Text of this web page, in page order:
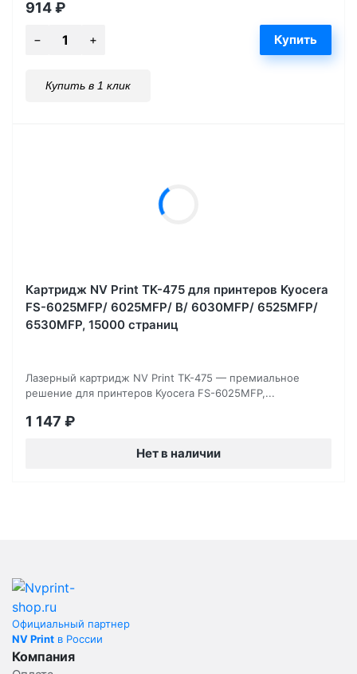
914₽
Купить в 1 клик
Картридж NV Print TK-475 для принтеров Kyocera
FS-6025MFP/ 6025MFP/ B/ 6030MFP/ 6525MFP/
6530MFP, 15000 страниц
Лазерный картридж NV Print TK-475 — премиальное
решение для принтеров Kyocera FS-6025MFP,...
1 147 ₽
Нет в наличии
Официальный партнер
NV Print в России
Компания